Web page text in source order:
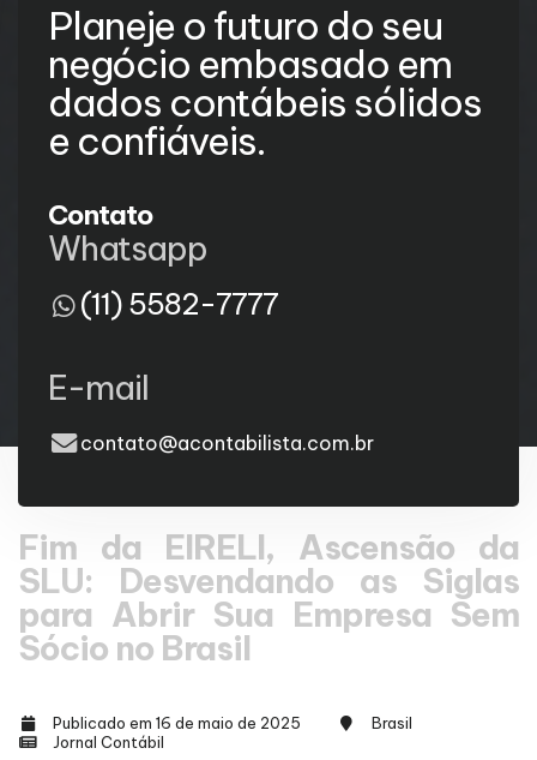
Planeje o futuro do seu
negócio embasado em
dados contábeis sólidos
e confiáveis.
Contato
Whatsapp
(11) 5582-7777
E-mail
contato@acontabilista.com.br
Fim da EIRELI, Ascensão da
SLU: Desvendando as Siglas
para Abrir Sua Empresa Sem
Sócio no Brasil
Publicado em 16 de maio de 2025
Brasil
Jornal Contábil